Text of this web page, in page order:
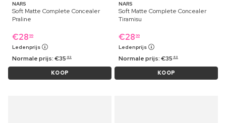
NARS
Soft Matte Complete Concealer
Praline
€28 99
Ledenprijs
Normale prijs:€35 49
KOOP
NARS
Soft Matte Complete Concealer
Tiramisu
€28 99
Ledenprijs
Normale prijs:€35 49
KOOP